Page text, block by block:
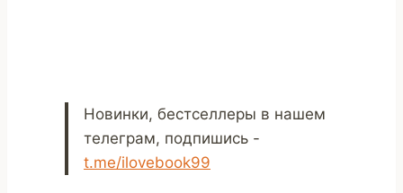
Новинки, бестселлеры в нашем
телеграм, подпишись -
t.me/ilovebook99